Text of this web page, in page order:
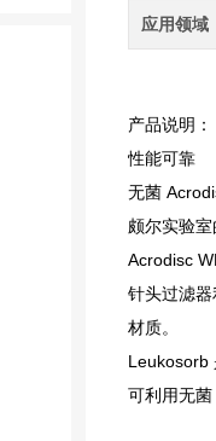
应用领域
产品说明：
性能可靠
无菌
颇尔实验
Acrodisc
针头过滤器
材质。
Leukosorb
可利用无